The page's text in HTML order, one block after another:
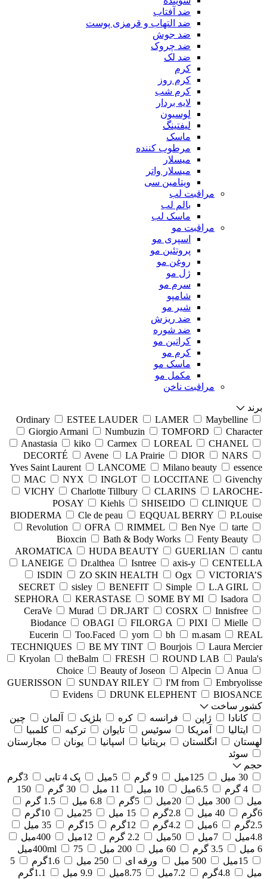
ضد آفتاب
ضد التهاب و قرمزی پوست
‌ضد جوش
ضد چروک
ضد لک
کرم
کرم روز
کرم شب
لایه بردار
لوسیون
لیفتینگ
ماسک
مرطوب کننده
میسلار
میسلار واتر
ویتامین سی
مراقبت لب
بالم لب
ماسک لب
مراقبت مو
اسپری مو
پروتئین مو
روغن مو
ژل مو
سرم مو
شامپو
شیر مو
ضد ریزش
ضد شوره
کراتین مو
کرم مو
ماسک مو
مکمل مو
مراقبت ناخن
برند
Ordinary
ESTEE LAUDER LAMER
Maybelline
Giorgio Armani
Numbuzin TOMFORD
Character
Anastasia
kiko Carmex LOREAL
CHANEL
DECORTÉ
Avene LA Prairie DIOR
NARS
Yves Saint Laurent
LANCOME Milano beauty
essence
MAC
NYX INGLOT LOCCITANE
Givenchy
VICHY
Charlotte Tillbury CLARINS
LAROCHE-
POSAY
Kiehls SHISEIDO
CLINIQUE
BIODERMA
Cle de peau EQQUAL BERRY
P.Louise
Revolution
OFRA RIMMEL Ben Nye
tarte
Bioxcin
Bath & Body Works
Fenty Beauty
AROMATICA
HUDA BEAUTY GUERLIAN
cantu
LANEIGE
Dr.althea Isntree axis-y
CENTELLA
ISDIN
ZO SKIN HEALTH Ogx
VICTORIA’S
SECRET
sisley BENEFIT Simple
L.A GIRL
SEPHORA
KERASTASE SOME BY MI
Isadora
CeraVe
Murad DR.JART COSRX
Innisfree
Biodance
OBAGI FILORGA PIXI
Mielle
Eucerin
Too.Faced yorn bh m.asam
REAL
TECHNIQUES
BE MY TINT Bourjois
Laura Mercier
Kryolan
theBalm FRESH ROUND LAB
Paula's
Choice
Beauty of Joseon Alpecin
Anua
GUERISSON
SUNDAY RILEY I'M from
Embryolisse
Evidens
DRUNK ELEPHENT
BIOSANCE
کشور ساخت
کانادا
ژاپن فرانسه کره بلژیک آلمان
چین
ایتالیا
آمریکا سوئیس تایوان ترکیه
کلمبیا
لهستان
انگلستان بریتانیا اسپانیا یونان
مجارستان
سوئد
حجم
30 میل
125میل 9 گرم 5میل پک 4 تایی
3گرم
4 گرم
6.5میل 10 میل 11 میل 30 گرم
150
میل
300 میل 20میل 5گرم 6.8 میل
1.5 گرم
6گرم
40 میل 2.8گرم 15 میل 25میل
10گرم
2.5گرم
6میل 4.2گرم 12گرم 15گرم
35 میل
4.8میل
7میل 50میل 2.2 گرم 12میل
400میل
6 میل
3.5 گرم 60 میل 200 میل 400ml
75میل
15میل
500 میل ورقه ای 250 میل 1.6گرم
5
میل
4.8گرم 7.2میل 8.75میل 9.9 میل
1.1گرم